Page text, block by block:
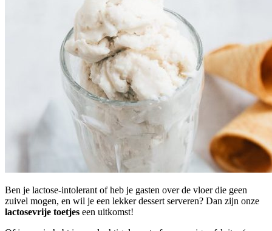
Ben je lactose-intolerant of heb je gasten over de vloer die geen
zuivel mogen, en wil je een lekker dessert serveren? Dan zijn onze
lactosevrije toetjes een uitkomst!